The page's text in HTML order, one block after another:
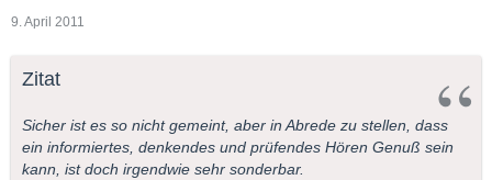
9. April 2011
Zitat
Sicher ist es so nicht gemeint, aber in Abrede zu stellen, dass
ein informiertes, denkendes und prüfendes Hören Genuß sein
kann, ist doch irgendwie sehr sonderbar.